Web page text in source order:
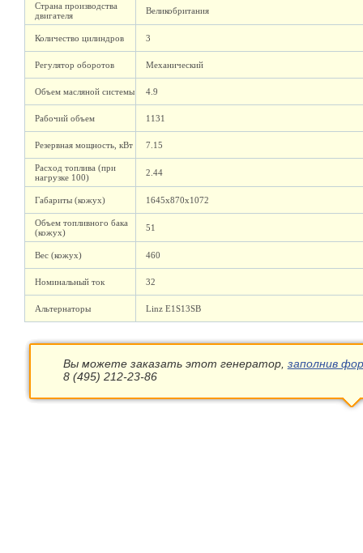
Страна производства
двигателя
Великобритания
Количество цилиндров 3
Регулятор оборотов Механический
Объем масляной системы 4.9
Рабочий объем 1131
Резервная мощность, кВт 7.15
Расход топлива (при
нагрузке 100)
2.44
Габариты (кожух) 1645х870х1072
Объем топливного бака
(кожух)
51
Вес (кожух) 460
Номинальный ток 32
Альтернаторы Linz E1S13SB
Вы можете заказать этот генератор, заполнив
8 (495) 212-23-86